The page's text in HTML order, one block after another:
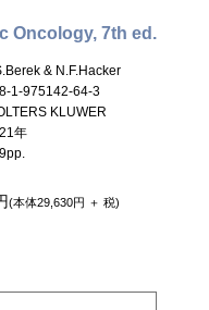
Oncology, 7th ed.
& N.F.Hacker
1-975142-64-3
KLUWER
年
(本体29,630円 ＋ 税)